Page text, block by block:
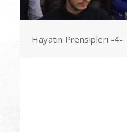
Hayatın Prensipleri -4-